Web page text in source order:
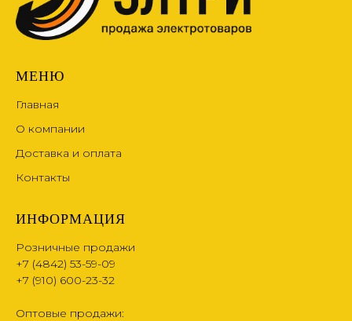
МЕНЮ
Главная
О компании
Доставка и оплата
Контакты
ИНФОРМАЦИЯ
Розничные продажи
+7 (4842) 53-59-09
+7 (910) 600-23-32
Оптовые продажи: